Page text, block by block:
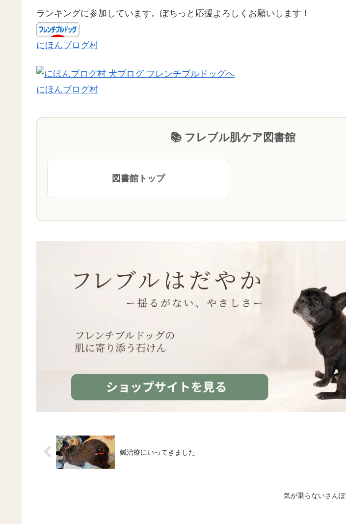
ランキングに参加しています。ぽちっと応援よろしくお願いします！
にほんブログ村
にほんブログ村
📚 フレブル肌ケア図書館
図書館トップ
鍼治療にいってきました
気が乗らないさんぽ